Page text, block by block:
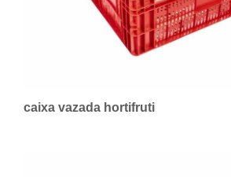
caixa vazada hortifruti